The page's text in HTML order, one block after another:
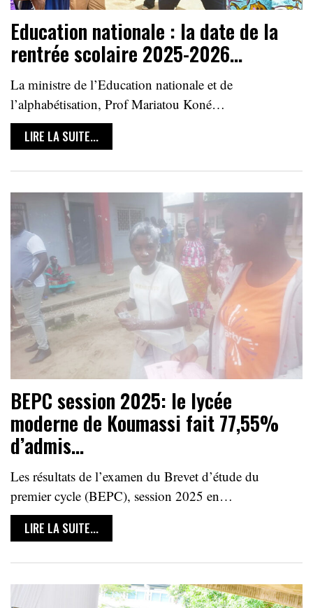
Education nationale : la date de la
rentrée scolaire 2025-2026…
La ministre de l’Education nationale et de
l’alphabétisation, Prof Mariatou Koné…
LIRE LA SUITE...
BEPC session 2025: le lycée
moderne de Koumassi fait 77,55%
d’admis…
Les résultats de l’examen du Brevet d’étude du
premier cycle (BEPC), session 2025 en…
LIRE LA SUITE...